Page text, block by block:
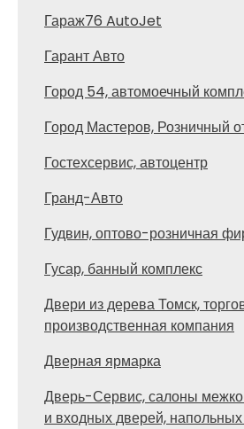
Гараж76 AutoJet
Гарант Авто
Город 54, автомоечный
Город Мастеров, Розничный
Гостехсервис, автоцентр
Гранд-Авто
Гудвин, оптово-розничная
Гусар, банный комплекс
Двери из дерева Томск,
производственная компания
Дверная ярмарка
Дверь-Сервис, салоны
и входных дверей,